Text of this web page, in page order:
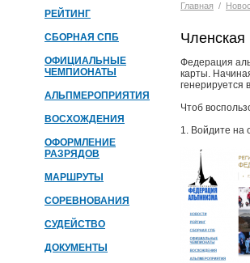
РЕЙТИНГ
СБОРНАЯ СПБ
ОФИЦИАЛЬНЫЕ
ЧЕМПИОНАТЫ
АЛЬПМЕРОПРИЯТИЯ
ВОСХОЖДЕНИЯ
ОФОРМЛЕНИЕ
РАЗРЯДОВ
МАРШРУТЫ
СОРЕВНОВАНИЯ
СУДЕЙСТВО
ДОКУМЕНТЫ
Главная /
Членская
Федерация
карты.
генерируется
Чтоб
1. Войдите на